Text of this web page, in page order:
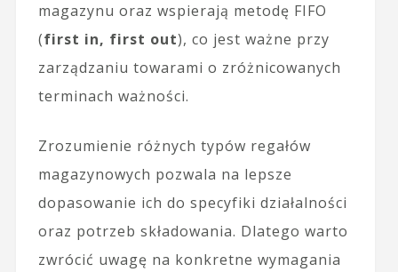
magazynu oraz wspierają metodę FIFO
(first in, first out), co jest ważne przy
zarządzaniu towarami o zróżnicowanych
terminach ważności.
Zrozumienie różnych typów regałów
magazynowych pozwala na lepsze
dopasowanie ich do specyfiki działalności
oraz potrzeb składowania. Dlatego warto
zwrócić uwagę na konkretne wymagania